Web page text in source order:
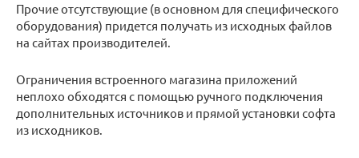
Прочие отсутствующие (в основном для специфического
оборудования) придется получать из исходных файлов
на сайтах производителей.
Ограничения встроенного магазина приложений
неплохо обходятся с помощью ручного подключения
дополнительных источников и прямой установки софта
из исходников.